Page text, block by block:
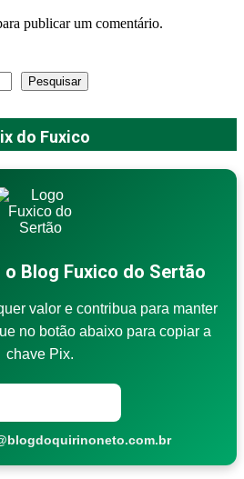
publicar um comentário.
Pesquisar
do Fuxico
Blog Fuxico do Sertão
valor e contribua para manter
no botão abaixo para copiar a
chave Pix.